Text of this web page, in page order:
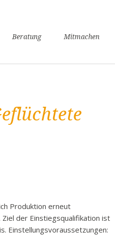
Beratung Mitmachen
Produktion erneut
der Einstiegsqualifikation ist
Einstellungsvoraussetzungen: